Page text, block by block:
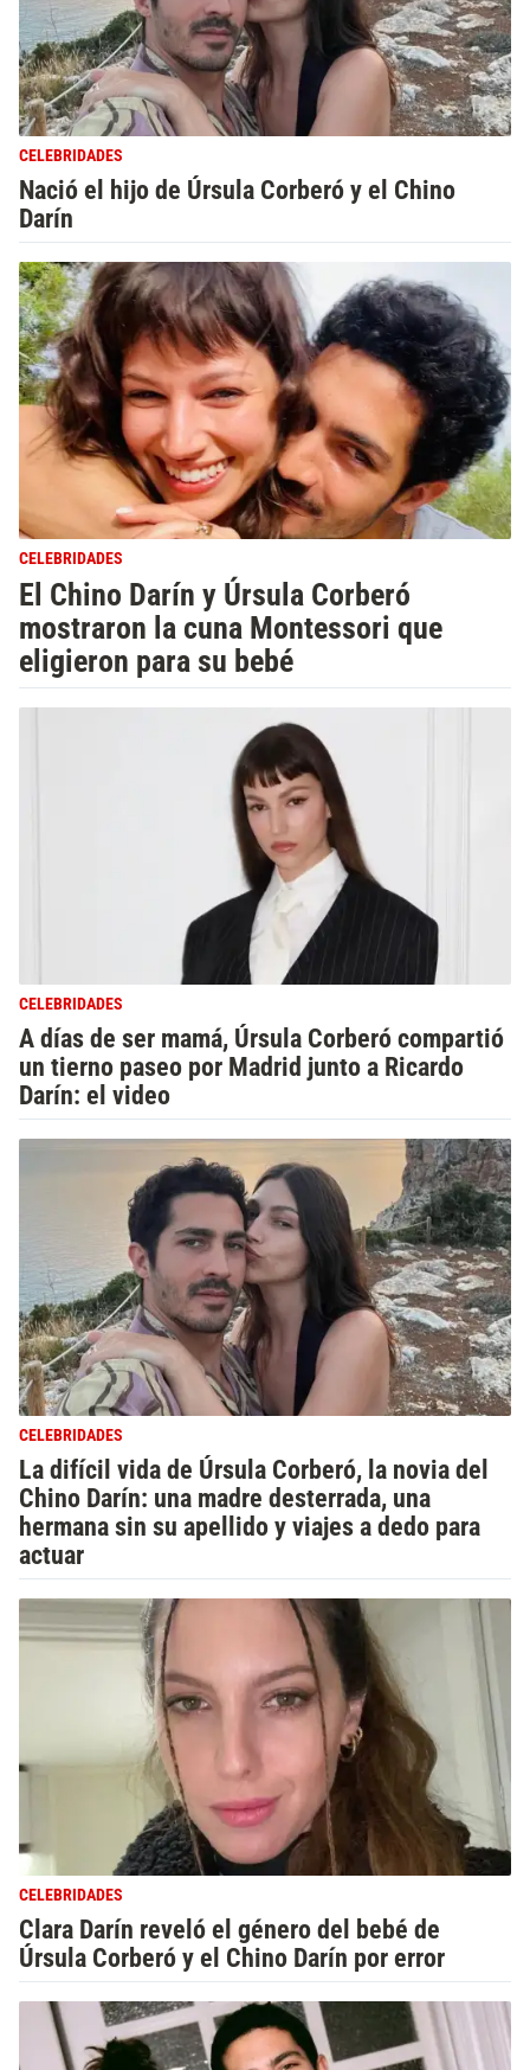
CELEBRIDADES
Nació el hijo de Úrsula Corberó y el Chino
Darín
CELEBRIDADES
El Chino Darín y Úrsula Corberó
mostraron la cuna Montessori que
eligieron para su bebé
CELEBRIDADES
A días de ser mamá, Úrsula Corberó compartió
un tierno paseo por Madrid junto a Ricardo
Darín: el video
CELEBRIDADES
La difícil vida de Úrsula Corberó, la novia del
Chino Darín: una madre desterrada, una
hermana sin su apellido y viajes a dedo para
actuar
CELEBRIDADES
Clara Darín reveló el género del bebé de
Úrsula Corberó y el Chino Darín por error